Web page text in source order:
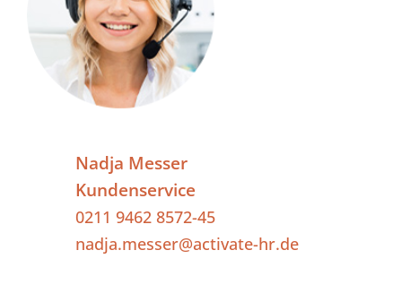
Nadja Messer
Kundenservice
0211 9462 8572-45
nadja.messer@activate-hr.de